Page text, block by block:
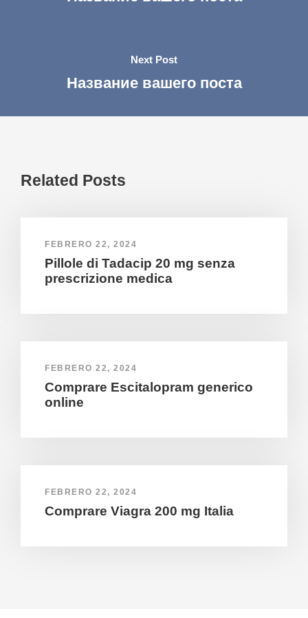
Next Post
Название вашего поста
Related Posts
FEBRERO 22, 2024
Pillole di Tadacip 20 mg senza
prescrizione medica
FEBRERO 22, 2024
Comprare Escitalopram generico
online
FEBRERO 22, 2024
Comprare Viagra 200 mg Italia